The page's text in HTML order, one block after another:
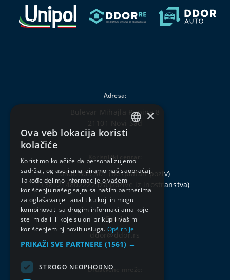
Adresa:
Bulevar Mihajla Pupina 8
21101 Novi Sad
Korisnički centar:
0800 303 301 (besplatan poziv)
+381214802222(za pozive iz inostranstva)
Email:
ddor@ddor.rs
Društvene mreže:
×
Ova veb lokacija koristi
kolačiće
Koristimo kolačiće da personalizujemo
sadržaj, oglase i analiziramo naš saobraćaj.
Takođe delimo informacije o vašem
korišćenju našeg sajta sa našim partnerima
za oglašavanje i analitiku koji ih mogu
kombinovati sa drugim informacijama koje
ste im dali ili koje su oni prikupili vašim
korišćenjem njihovih usluga. Opširnije
PRIKAŽI SVE PARTNERE (1561) →
STROGO NEOPHODNO